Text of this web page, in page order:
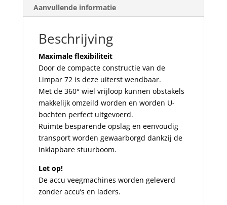
Aanvullende informatie
Beschrijving
Maximale flexibiliteit
Door de compacte constructie van de
Limpar 72 is deze uiterst wendbaar.
Met de 360° wiel vrijloop kunnen obstakels
makkelijk omzeild worden en worden U-
bochten perfect uitgevoerd.
Ruimte besparende opslag en eenvoudig
transport worden gewaarborgd dankzij de
inklapbare stuurboom.
Let op!
De accu veegmachines worden geleverd
zonder accu’s en laders.